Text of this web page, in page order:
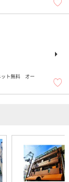
ット無料 オー